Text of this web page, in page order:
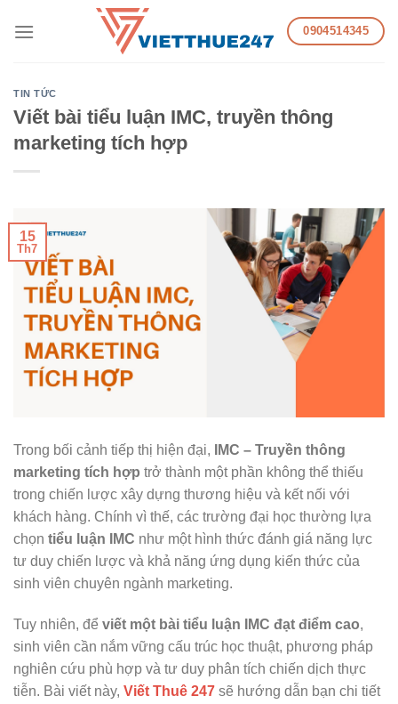
0904514345
TIN TỨC
Viết bài tiểu luận IMC, truyền thông
marketing tích hợp
15
Th7
Trong bối cảnh tiếp thị hiện đại,
IMC – Truyền thông
marketing tích hợp trở thành một phần không thể thiếu
trong chiến lược xây dựng thương hiệu và kết nối với
khách hàng. Chính vì thế, các trường đại học thường lựa
chọn tiểu luận IMC như một hình thức đánh giá năng lực
tư duy chiến lược và khả năng ứng dụng kiến thức của
sinh viên chuyên ngành marketing.
Tuy nhiên, để viết một bài tiểu luận IMC đạt điểm cao,
sinh viên cần nắm vững cấu trúc học thuật, phương pháp
nghiên cứu phù hợp và tư duy phân tích chiến dịch thực
tiễn. Bài viết này, Viết Thuê 247 sẽ hướng dẫn bạn chi tiết